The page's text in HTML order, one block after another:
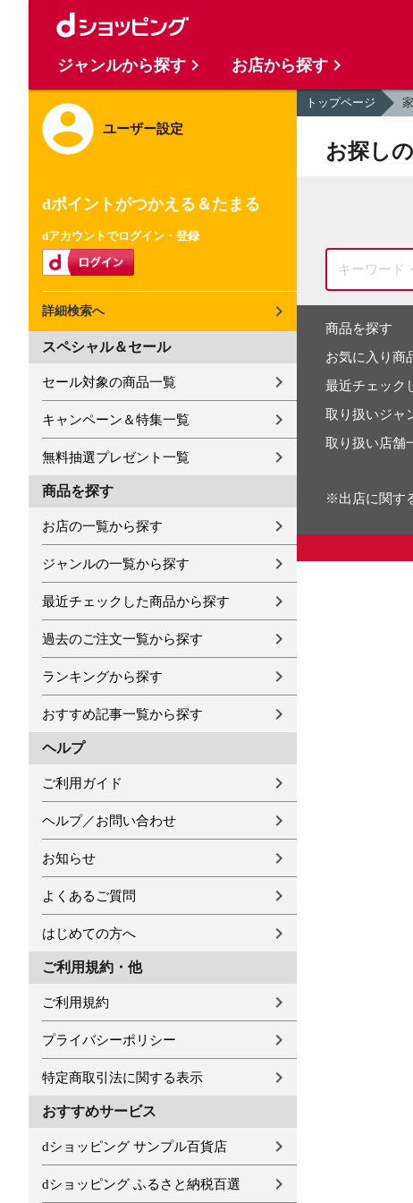
ユーザー設定
dポイントがつかえる＆たまる
dアカウントでログイン・登録
詳細検索へ
スペシャル＆セール
セール対象の商品一覧
キャンペーン＆特集一覧
無料抽選プレゼント一覧
商品を探す
お店の一覧から探す
ジャンルの一覧から探す
最近チェックした商品から探す
過去のご注文一覧から探す
ランキングから探す
おすすめ記事一覧から探す
ヘルプ
ご利用ガイド
ヘルプ／お問い合わせ
お知らせ
よくあるご質問
はじめての方へ
ご利用規約・他
ご利用規約
プライバシーポリシー
特定商取引法に関する表示
おすすめサービス
dショッピング サンプル百貨店
dショッピング ふるさと納税百選
トップページ
お探し
商品を探す
お気に入り商
最近チェック
取り扱いジャ
取り扱い店舗
※出店に関す
ジャンルから探す お店から探す